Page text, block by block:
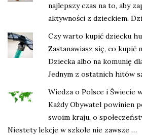
najlepszy czas na to, aby
aktywności z dzieckiem.
Czy warto kupić dziecku
Zastanawiasz się, co kupić
Dziecka albo na komunię
Jednym z ostatnich hitów
Wiedza o Polsce i Świecie
Każdy Obywatel powinien
swoim kraju, o
Niestety lekcje w szkole nie zawsze …